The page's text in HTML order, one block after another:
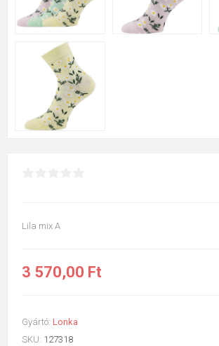
Lila mix A
3 570,00 Ft
Gyártó: Lonka
SKU: 127318